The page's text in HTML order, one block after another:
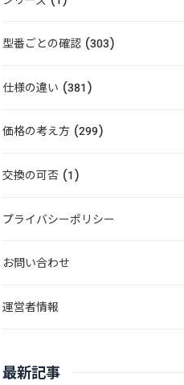
型番ごとの確認 (303)
仕様の違い (381)
価格の考え方 (299)
交換の可否 (1)
プライバシーポリシー
お問い合わせ
運営者情報
最新記事